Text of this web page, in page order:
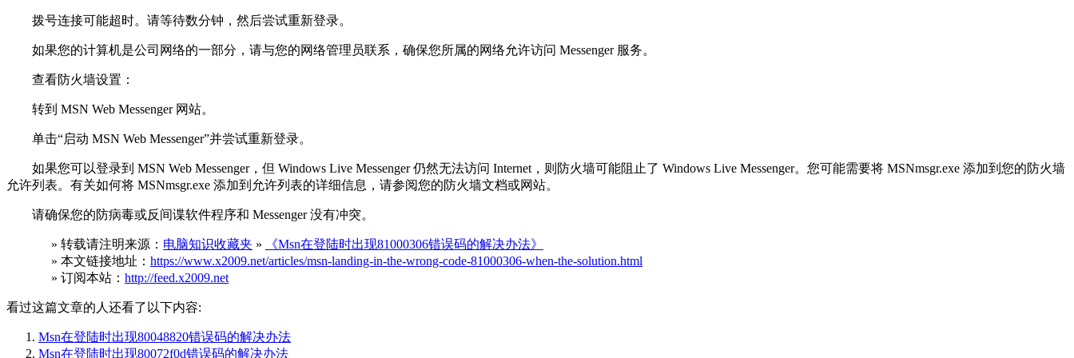
拨号连接可能超时。请等待数分钟，然后尝试重新登录。
如果您的计算机是公司网络的一部分，请与您的网络管理员联系，确保您所属的网络允许访问 Messenger 服务。
查看防火墙设置：
转到 MSN Web Messenger 网站。
单击“启动 MSN Web Messenger”并尝试重新登录。
如果您可以登录到 MSN Web Messenger，但 Windows Live Messenger 仍然无法访问 Internet，则防火墙可能阻止了 Windows Live Messenger。您可能需要将 MSNmsgr.exe 添加到您的防火墙
允许列表。有关如何将 MSNmsgr.exe 添加到允许列表的详细信息，请参阅您的防火墙文档或网站。
请确保您的防病毒或反间谍软件程序和 Messenger 没有冲突。
» 转载请注明来源： 电脑知识收藏夹 »
《Msn在登陆时出现81000306错误码的解决办法》
» 本文链接地址： https://www.x2009.net/articles/msn-landing-in-the-wrong-code-81000306-when-the-solution.html
» 订阅本站： http://feed.x2009.net
看过这篇文章的人还看了以下内容:
Msn在登陆时出现80048820错误码的解决办法
Msn在登陆时出现80072f0d错误码的解决办法